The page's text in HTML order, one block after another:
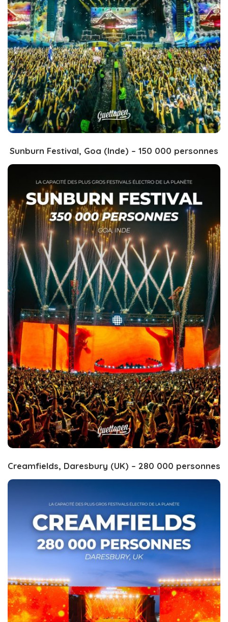
Sunburn Festival, Goa (Inde) – 150 000 personnes
Creamfields, Daresbury (UK) – 280 000 personnes